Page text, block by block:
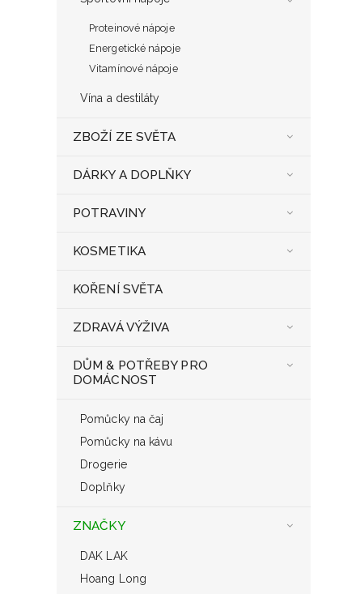
Proteinové nápoje
Energetické nápoje
Vitamínové nápoje
Vína a destiláty
ZBOŽÍ ZE SVĚTA
DÁRKY A DOPLŇKY
POTRAVINY
KOSMETIKA
KOŘENÍ SVĚTA
ZDRAVÁ VÝŽIVA
DŮM & POTŘEBY PRO
DOMÁCNOST
Pomůcky na čaj
Pomůcky na kávu
Drogerie
Doplňky
ZNAČKY
DAK LAK
Hoang Long